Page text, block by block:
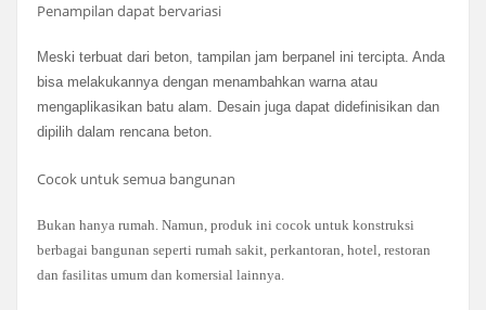
Penampilan dapat bervariasi
Meski terbuat dari beton, tampilan jam berpanel ini tercipta. Anda
bisa melakukannya dengan menambahkan warna atau
mengaplikasikan batu alam. Desain juga dapat didefinisikan dan
dipilih dalam rencana beton.
Cocok untuk semua bangunan
Bukan hanya rumah. Namun, produk ini cocok untuk konstruksi
berbagai bangunan seperti rumah sakit, perkantoran, hotel, restoran
dan fasilitas umum dan komersial lainnya.